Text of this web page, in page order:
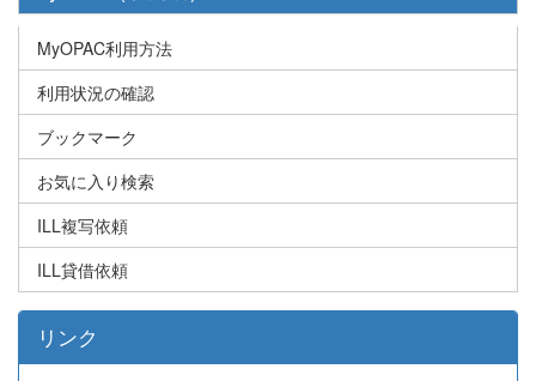
MyOPAC利用方法
利用状況の確認
ブックマーク
お気に入り検索
ILL複写依頼
ILL貸借依頼
リンク